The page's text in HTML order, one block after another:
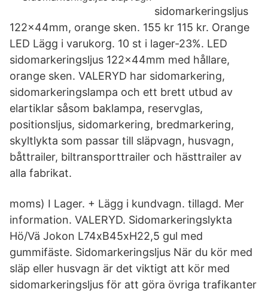
sidomarkeringsljus
122x44mm, orange sken. 155 kr 115 kr. Orange
LED Lägg i varukorg. 10 st i lager-23%. LED
sidomarkeringsljus 122x44mm med hållare,
orange sken. VALERYD har sidomarkering,
sidomarkeringslampa och ett brett utbud av
elartiklar såsom baklampa, reservglas,
positionsljus, sidomarkering, bredmarkering,
skyltlykta som passar till släpvagn, husvagn,
båttrailer, biltransporttrailer och hästtrailer av
alla fabrikat.
moms) I Lager. + Lägg i kundvagn. tillagd. Mer
information. VALERYD. Sidomarkeringslykta
Hö/Vä Jokon L74xB45xH22,5 gul med
gummifäste. Sidomarkeringsljus När du kör med
släp eller husvagn är det viktigt att kör med
sidomarkeringsljus för att göra övriga trafikanter